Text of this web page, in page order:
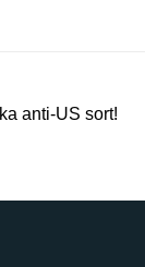
anti-US sort!